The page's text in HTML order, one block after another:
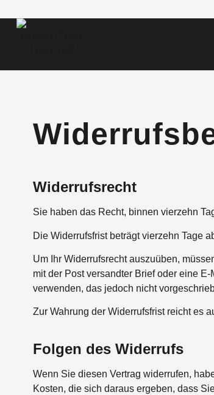
Widerrufsrecht
Sie haben das Recht, binnen vierzehn
Die Widerrufsfrist beträgt vierzehn Tage
Um Ihr Widerrufsrecht auszuüben,
mit der Post versandter Brief oder eine
verwenden, das jedoch nicht
Zur Wahrung der Widerrufsfrist reicht es
Folgen des Widerrufs
Wenn Sie diesen Vertrag widerrufen,
Kosten, die sich daraus ergeben, dass